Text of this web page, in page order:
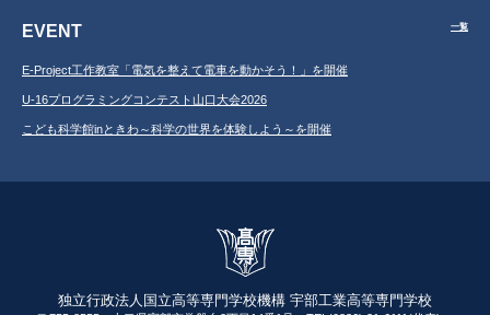
EVENT 一覧
E-Project工作教室「電気を整えて電車を動かそう！」を開催
U-16プログラミングコンテスト山口大会2026
こども科学館inときわ～科学の世界を体験しよう～を開催
独立行政法人国立高等専門学校機構 宇部工業高等専門学校